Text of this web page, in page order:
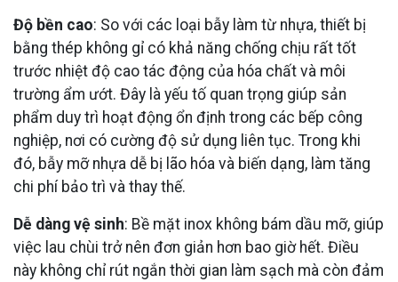
Độ bền cao: So với các loại bẫy làm từ nhựa, thiết bị
bằng thép không gỉ có khả năng chống chịu rất tốt
trước nhiệt độ cao tác động của hóa chất và môi
trường ẩm ướt. Đây là yếu tố quan trọng giúp sản
phẩm duy trì hoạt động ổn định trong các bếp công
nghiệp, nơi có cường độ sử dụng liên tục. Trong khi
đó, bẫy mỡ nhựa dễ bị lão hóa và biến dạng, làm tăng
chi phí bảo trì và thay thế.
Dễ dàng vệ sinh: Bề mặt inox không bám dầu mỡ, giúp
việc lau chùi trở nên đơn giản hơn bao giờ hết. Điều
này không chỉ rút ngắn thời gian làm sạch mà còn đảm